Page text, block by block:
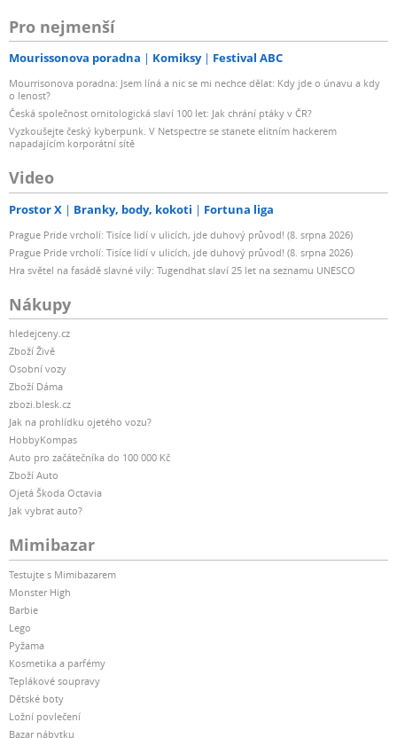
Pro nejmenší
Mourissonova poradna Komiksy Festival ABC
Mourrisonova poradna: Jsem líná a nic se mi nechce dělat: Kdy jde o únavu a kdy
o lenost?
Česká společnost ornitologická slaví 100 let: Jak chrání ptáky v ČR?
Vyzkoušejte český kyberpunk. V Netspectre se stanete elitním hackerem
napadajícím korporátní sítě
Video
Prostor X Branky, body, kokoti Fortuna liga
Prague Pride vrcholí: Tisíce lidí v ulicích, jde duhový průvod! (8. srpna 2026)
Prague Pride vrcholí: Tisíce lidí v ulicích, jde duhový průvod! (8. srpna 2026)
Hra světel na fasádě slavné vily: Tugendhat slaví 25 let na seznamu UNESCO
Nákupy
hledejceny.cz
Zboží Živě
Osobní vozy
Zboží Dáma
zbozi.blesk.cz
Jak na prohlídku ojetého vozu?
HobbyKompas
Auto pro začátečníka do 100 000 Kč
Zboží Auto
Ojetá Škoda Octavia
Jak vybrat auto?
Mimibazar
Testujte s Mimibazarem
Monster High
Barbie
Lego
Pyžama
Kosmetika a parfémy
Teplákové soupravy
Dětské boty
Ložní povlečení
Bazar nábytku